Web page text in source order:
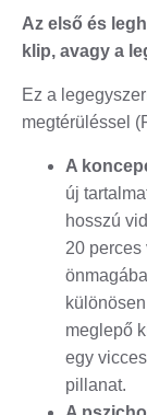
Az első és
klip, avagy a
Ez a
megtérüléssel
A
új
hosszú
20 perces
meglepő
egy
pillanat.